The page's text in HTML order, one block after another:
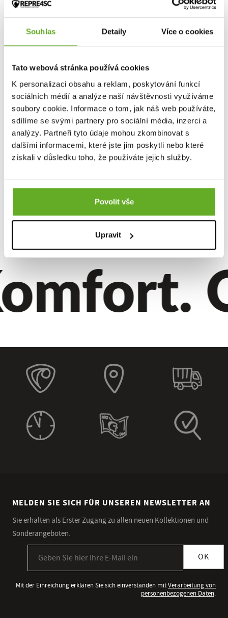
Souhlas Detaily Více o cookies
Tato webová stránka používá cookies
K personalizaci obsahu a reklam, poskytování funkcí
sociálních médií a analýze naší návštěvnosti využíváme
soubory cookie. Informace o tom, jak náš web používáte,
sdílíme se svými partnery pro sociální média, inzerci a
analýzy. Partneři tyto údaje mohou zkombinovat s
dalšími informacemi, které jste jim poskytli nebo které
získali v důsledku toho, že používáte jejich služby.
Povolit vše
Upravit
Zvol pohodlí a styl, zvol polo COLLAR a soustřeď se naplno už jen na
svou práci nebo zábavu :)
Skvělé fotky pola COLLAR má na svědomí náš dvorní fotograf
Šustík.
Pohodlí a styl!
Dieses Produkt wurde noch nicht bewertet.
Bewerten Sie das Produkt
MELDEN SIE SICH FÜR UNSEREN NEWSLETTER AN
Sie erhalten als Erster Zugang zu allen neuen Kollektionen und
Sonderangeboten.
OK
Mit der Einreichung erklären Sie sich einverstanden mitVerarbeitung von
personenbezogenen Daten.